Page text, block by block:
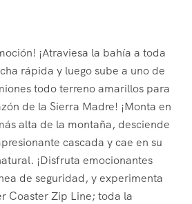
¡Atraviesa la bahía a toda
rápida y luego sube a uno de
todo terreno amarillos para
de la Sierra Madre! ¡Monta en
alta de la montaña, desciende
cascada y cae en su
¡Disfruta emocionantes
de seguridad, y experimenta
Coaster Zip Line; toda la